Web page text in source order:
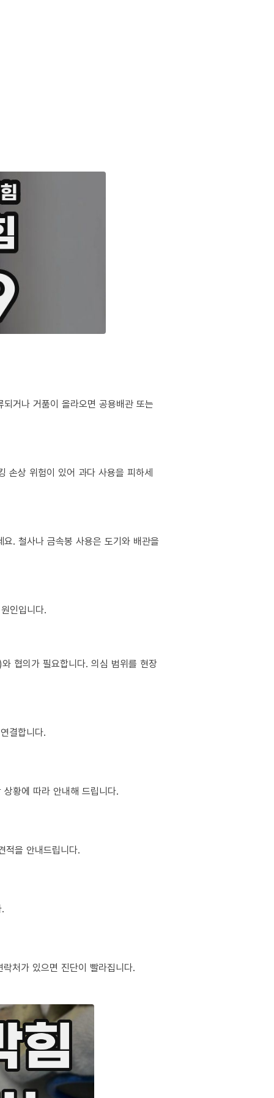
거나 거품이 올라오면 공용배관 또는
손상 위험이 있어 과다 사용을 피하세
. 철사나 금속봉 사용은 도기와 배관을
인입니다.
협의가 필요합니다. 의심 범위를 현장
결합니다.
황에 따라 안내해 드립니다.
적을 안내드립니다.
처가 있으면 진단이 빨라집니다.